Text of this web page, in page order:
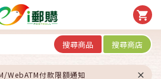
搜尋商品 搜尋商店
WebATM付款限額通知